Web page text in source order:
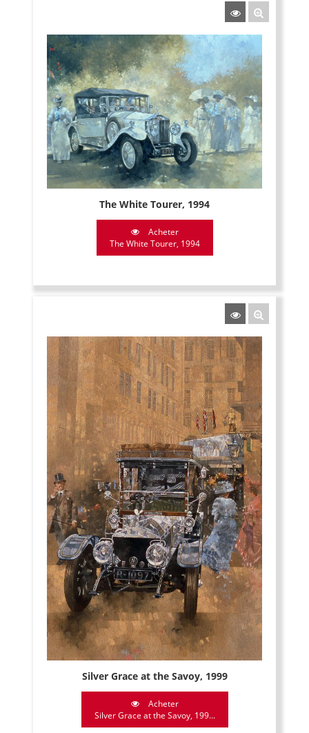
The White Tourer, 1994
Acheter
The White Tourer, 1994
Silver Grace at the Savoy, 1999
Acheter
Silver Grace at the Savoy, 199...